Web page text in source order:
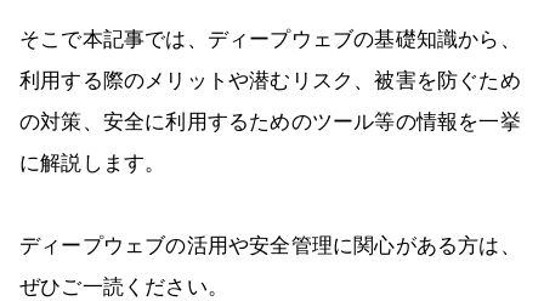
そこで本記事では、ディープウェブの基礎知識から、
利用する際のメリットや潜むリスク、被害を防ぐため
の対策、安全に利用するためのツール等の情報を一挙
に解説します。
ディープウェブの活用や安全管理に関心がある方は、
ぜひご一読ください。